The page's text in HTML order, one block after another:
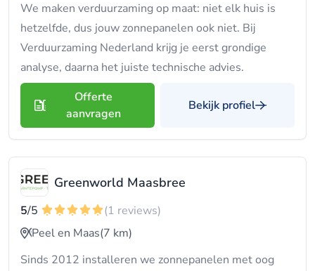
We maken verduurzaming op maat: niet elk huis is
hetzelfde, dus jouw zonnepanelen ook niet. Bij
Verduurzaming Nederland krijg je eerst grondige
analyse, daarna het juiste technische advies.
Offerte
aanvragen
Bekijk profiel
Greenworld Maasbree
5/5
(1 reviews)
Peel en Maas(7 km)
Sinds 2012 installeren we zonnepanelen met oog